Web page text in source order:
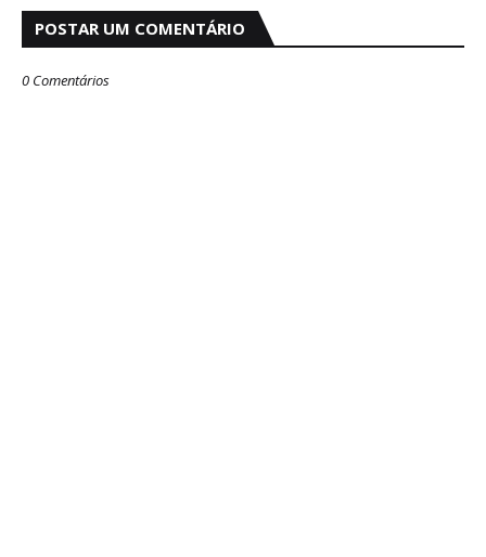
POSTAR UM COMENTÁRIO
0 Comentários